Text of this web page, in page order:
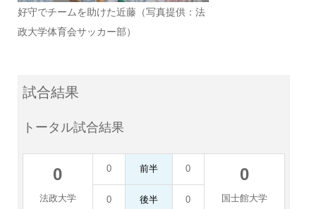
好守でチームを助けた近藤（写真提供：法
政大学体育会サッカー部）
試合結果
トータル試合結果
0
法政大学
0 前半 0 0
国士館大学
0 後半 0